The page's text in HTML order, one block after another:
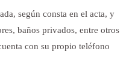
según consta en el acta, y
baños privados, entre otros
con su propio teléfono